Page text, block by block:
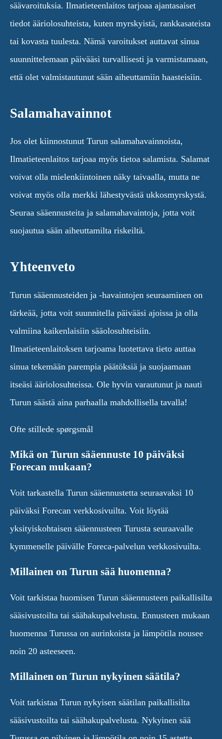
säävaroituksia. Ilmatieteenlaitos tarjoaa ajantasaiset
tiedot ääriolosuhteista, kuten myrskyistä, rankkasateista
tai kovasta tuulesta. Nämä varoitukset auttavat sinua
suunnittelemaan päivääsi turvallisesti ja varmistamaan,
että olet valmistautunut sään aiheuttamiin haasteisiin.
Salamahavainnot
Jos olet kiinnostunut Turun salamahavainnoista,
Ilmatieteenlaitos tarjoaa myös tietoa salamista. Salamat
voivat olla mielenkiintoinen näky taivaalla, mutta ne
voivat myös olla merkki lähestyvästä ukkosmyrskystä.
Seuraa sääennusteita ja salamahavaintoja, jotta voit
suojautua sään aiheuttamilta riskeiltä.
Yhteenveto
Turun sääennusteiden ja -havaintojen seuraaminen on
tärkeää, jotta voit suunnitella päivääsi ajoissa ja olla
valmiina kaikenlaisiin sääolosuhteisiin.
Ilmatieteenlaitoksen tarjoama luotettava tieto auttaa
sinua tekemään parempia päätöksiä ja suojaamaan
itseäsi ääriolosuhteissa. Ole hyvin varautunut ja nauti
Turun säästä aina parhaalla mahdollisella tavalla!
Ofte stillede spørgsmål
Mikä on Turun sääennuste 10 päiväksi
Forecan mukaan?
Voit tarkastella Turun sääennustetta seuraavaksi 10
päiväksi Forecan verkkosivuilta. Voit löytää
yksityiskohtaisen sääennusteen Turusta seuraavalle
kymmenelle päivälle Foreca-palvelun verkkosivuilta.
Millainen on Turun sää huomenna?
Voit tarkistaa huomisen Turun sääennusteen paikallisilta
sääsivustoilta tai säähakupalvelusta. Ennusteen mukaan
huomenna Turussa on aurinkoista ja lämpötila nousee
noin 20 asteeseen.
Millainen on Turun nykyinen säätila?
Voit tarkistaa Turun nykyisen säätilan paikallisilta
sääsivustoilta tai säähakupalvelusta. Nykyinen sää